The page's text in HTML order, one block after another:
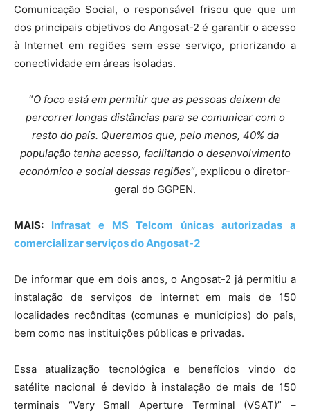
Comunicação Social, o responsável frisou que que um
dos principais objetivos do Angosat-2 é garantir o acesso
à Internet em regiões sem esse serviço, priorizando a
conectividade em áreas isoladas.
“O foco está em permitir que as pessoas deixem de
percorrer longas distâncias para se comunicar com o
resto do país. Queremos que, pelo menos, 40% da
população tenha acesso, facilitando o desenvolvimento
económico e social dessas regiões“, explicou o diretor-
geral do GGPEN.
MAIS: Infrasat e MS Telcom únicas autorizadas a
comercializar serviços do Angosat-2
De informar que em dois anos, o Angosat-2 já permitiu a
instalação de serviços de internet em mais de 150
localidades recônditas (comunas e municípios) do país,
bem como nas instituições públicas e privadas.
Essa atualização tecnológica e benefícios vindo do
satélite nacional é devido à instalação de mais de 150
terminais “Very Small Aperture Terminal (VSAT)” –